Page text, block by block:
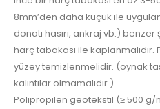
8mm’den daha küçük ile
donatı hasırı, ankraj vb.)
harç tabakası ile
yüzey temizlenmelidir. (oynak
kalıntılar olmamalıdır.)
Polipropilen geotekstil (≥ 500